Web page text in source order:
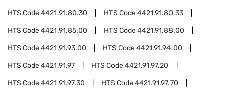
HTS Code4421.91.80.30 HTS Code4421.91.80.33
HTS Code4421.91.85.00 HTS Code4421.91.88.00
HTS Code4421.91.93.00 HTS Code4421.91.94.00
HTS Code4421.91.97 HTS Code4421.91.97.20
HTS Code4421.91.97.30 HTS Code4421.91.97.70